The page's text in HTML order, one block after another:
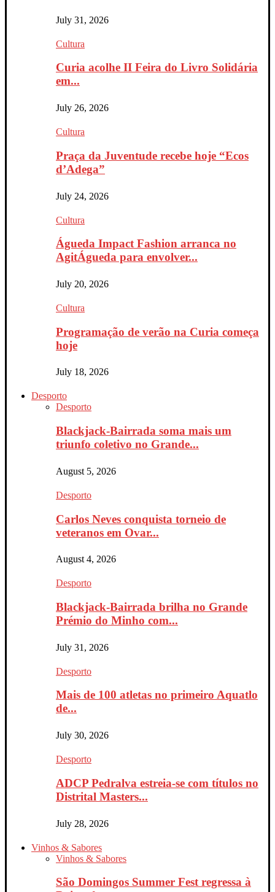
July 31, 2026
Cultura
Curia acolhe II Feira do Livro Solidária
em...
July 26, 2026
Cultura
Praça da Juventude recebe hoje “Ecos
d’Adega”
July 24, 2026
Cultura
Águeda Impact Fashion arranca no
AgitÁgueda para envolver...
July 20, 2026
Cultura
Programação de verão na Curia começa
hoje
July 18, 2026
Desporto
Desporto
Blackjack-Bairrada soma mais um
triunfo coletivo no Grande...
August 5, 2026
Desporto
Carlos Neves conquista torneio de
veteranos em Ovar...
August 4, 2026
Desporto
Blackjack-Bairrada brilha no Grande
Prémio do Minho com...
July 31, 2026
Desporto
Mais de 100 atletas no primeiro Aquatlo
de...
July 30, 2026
Desporto
ADCP Pedralva estreia-se com títulos no
Distrital Masters...
July 28, 2026
Vinhos & Sabores
Vinhos & Sabores
São Domingos Summer Fest regressa à